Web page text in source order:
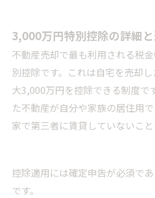
3,000万円特別控除の詳細
不動産売却で最も利用される税
別控除です。これは自宅を売却
大3,000万円を控除できる制度で
た不動産が自分や家族の居住用
家で第三者に賃貸していないこと
控除適用には確定申告が必須で
です。